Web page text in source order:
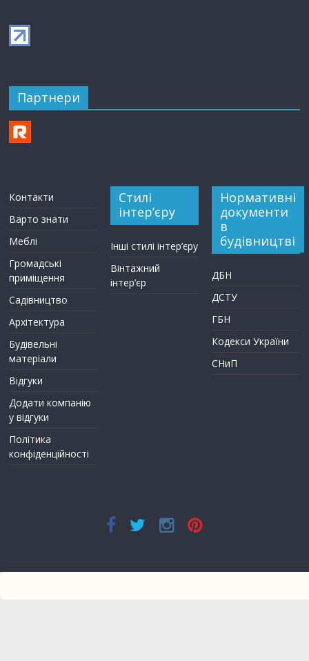
Партнери
Контакти
Варто знати
Меблі
Громадські
приміщення
Садівництво
Архітектура
Будівельні
матеріали
Відгуки
Додати компанію
у відгуки
Політика
конфіденційності
Стилі
інтер’єру
Інші стилі інтер’єру
Вінтажний
інтер’єр
Нормативні
документи
в
будівництві
ДБН
ДСТУ
ГБН
Кодекси України
СНиП